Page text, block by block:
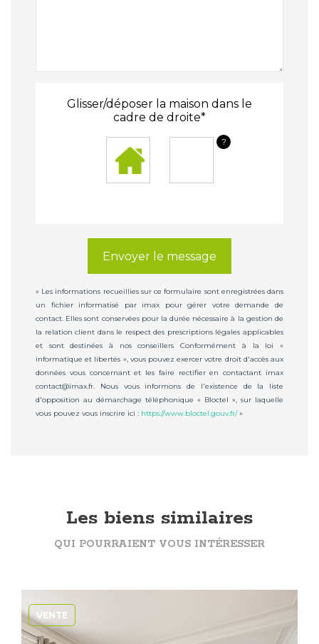
Glisser/déposer la maison dans le
cadre de droite*
?
Envoyer le message
« Les informations recueillies sur ce formulaire sont enregistrées dans
un fichier informatisé par imax pour gérer votre demande de
contact. Elles sont conservées pour la durée nécessaire à la gestion de
la relation client dans le respect des prescriptions légales applicables
et sont destinées à nos conseillers Conformément à la loi «
informatique et libertés », vous pouvez exercer votre droit d'accès aux
données vous concernant et les faire rectifier en contactant imax
contact@imax.fr. Nous vous informons de l'existence de la liste
d'opposition au démarchage téléphonique « Bloctel », sur laquelle
vous pouvez vous inscrire ici : https://www.bloctel.gouv.fr/»
Les biens similaires
QUI POURRAIENT VOUS INTÉRESSER
VENTE